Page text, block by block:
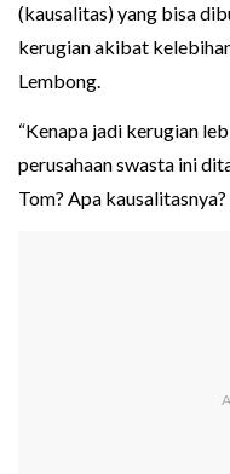
(kausalitas) yang bisa
kerugian akibat
Lembong.
“Kenapa jadi kerugian
perusahaan swasta ini
Tom? Apa